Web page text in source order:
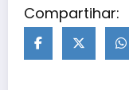
Compartihar: